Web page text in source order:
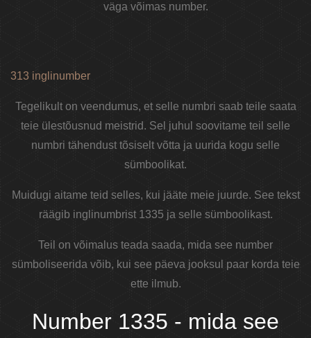
väga võimas number.
313 inglinumber
Tegelikult on veendumus, et selle numbri saab teile saata
teie ülestõusnud meistrid. Sel juhul soovitame teil selle
numbri tähendust tõsiselt võtta ja uurida kogu selle
sümboolikat.
Muidugi aitame teid selles, kui jääte meie juurde. See tekst
räägib inglinumbrist 1335 ja selle sümboolikast.
Teil on võimalus teada saada, mida see number
sümboliseerida võib, kui see päeva jooksul paar korda teie
ette ilmub.
Number 1335 - mida see